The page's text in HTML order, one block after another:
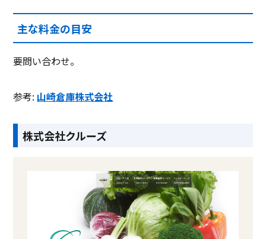
主な料金の目安
要問い合わせ。
参考: 山崎倉庫株式会社
株式会社クルーズ